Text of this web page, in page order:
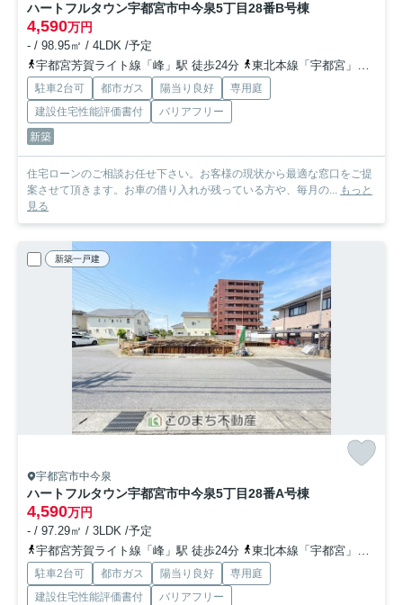
ハートフルタウン宇都宮市中今泉5丁目28番B号棟
4,590万円
- / 98.95㎡ / 4LDK /予定
宇都宮芳賀ライト線「峰」駅 徒歩24分
東北本線「宇都宮」駅 徒歩33分
駐車2台可 都市ガス 陽当り良好
専用庭
建設住宅性能評価書付
バリアフリー
新築
住宅ローンのご相談お任せ下さい。お客様の現状から最適な窓口をご提
案させて頂きます。お車の借り入れが残っている方や、毎月の... もっと
見る
新築一戸建
宇都宮市中今泉
ハートフルタウン宇都宮市中今泉5丁目28番A号棟
4,590万円
- / 97.29㎡ / 3LDK /予定
宇都宮芳賀ライト線「峰」駅 徒歩24分
東北本線「宇都宮」駅 徒歩33分
駐車2台可 都市ガス 陽当り良好
専用庭
建設住宅性能評価書付
バリアフリー